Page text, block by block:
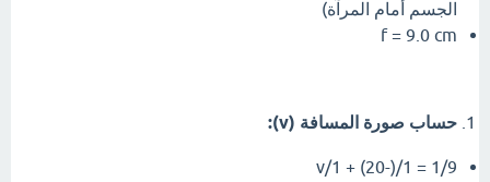
الجسم أمام المرآة)
f = 9.0 cm
حساب صورة المسافة (v):
1/9 = 1/(-20) + 1/v